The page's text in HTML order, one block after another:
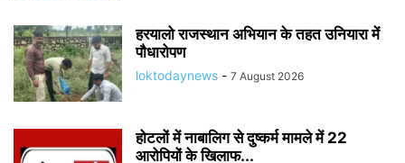
हरयालो राजस्थान अभियान के तहत उनियारा में
पौधारोपण
loktodaynews - 7 August 2026
होटलों में नाबालिग से दुष्कर्म मामले में 22
आरोपियों के खिलाफ...